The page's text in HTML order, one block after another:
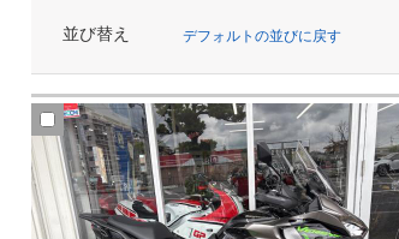
並び替え デフォルトの並びに戻す